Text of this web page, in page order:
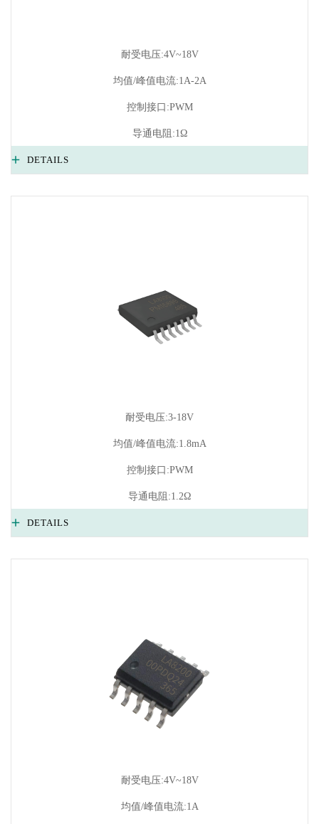
耐受电压:4V~18V
均值/峰值电流:1A-2A
控制接口:PWM
导通电阻:1Ω
DETAILS
耐受电压:3-18V
均值/峰值电流:1.8mA
控制接口:PWM
导通电阻:1.2Ω
DETAILS
耐受电压:4V~18V
均值/峰值电流:1A